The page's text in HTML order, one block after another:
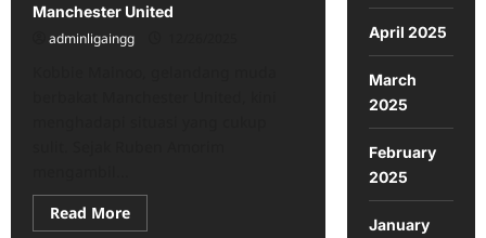
Manchester United
adminligaingg
Read MoreRead
more
April 2025
March
2025
February
2025
January